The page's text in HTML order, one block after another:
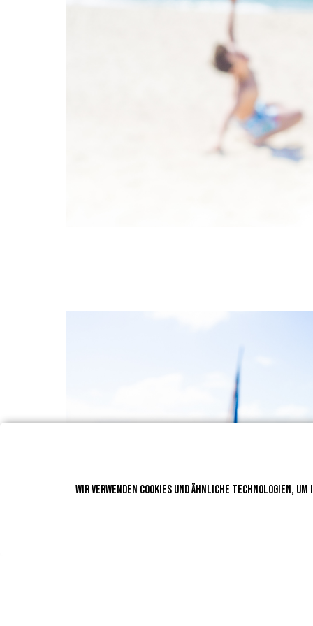
Wir verwenden Cookies und ähnliche Technologien,